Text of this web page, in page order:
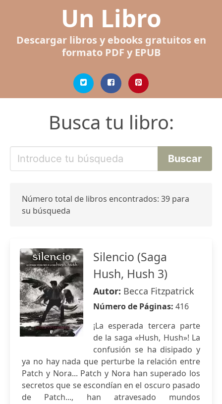
Un Libro
Descargar libros y ebooks gratuitos en
formato PDF y EPUB
Busca tu libro:
Número total de libros encontrados: 39 para
su búsqueda
Silencio (Saga
Hush, Hush 3)
Autor: Becca Fitzpatrick
Número de Páginas: 416
¡La esperada tercera parte
de la saga «Hush, Hush»! La
confusión se ha disipado y
ya no hay nada que perturbe la relación entre
Patch y Nora... Patch y Nora han superado los
secretos que se escondían en el oscuro pasado
de Patch..., han atravesado mundos